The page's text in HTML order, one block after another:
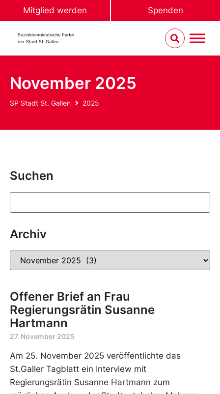
Mitglied werden Spenden
Sozialdemokratische Partei
der Stadt St. Gallen
November 2025
SP Stadt St. Gallen 2025
Suchen
Archiv
Offener Brief an Frau
Regierungsrätin Susanne
Hartmann
27. November 2025
Am 25. November 2025 veröffentlichte das
St.Galler Tagblatt ein Interview mit
Regierungsrätin Susanne Hartmann zum